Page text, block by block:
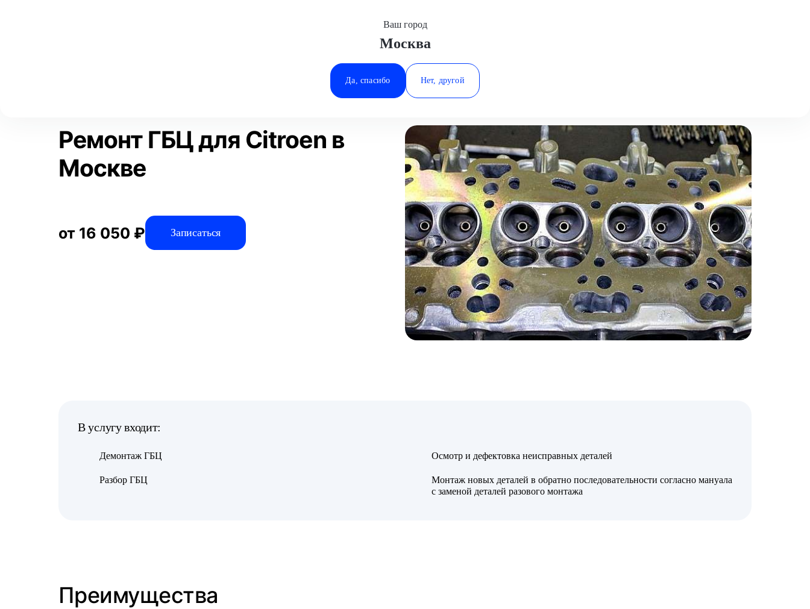
Минеральные Воды
Ростов-на-Дону
Ставрополь
Ваш город
Москва
Да, спасибо Нет, другой
Citroen
Статьи
Ремонт ГБЦ для Citroen в
Москве
от 16 050 ₽ Записаться
В услугу входит:
Демонтаж ГБЦ
Разбор ГБЦ
Осмотр и дефектовка неисправных деталей
Монтаж новых деталей в обратно последовательности согласно мануала
с заменой деталей разового монтажа
Преимущества